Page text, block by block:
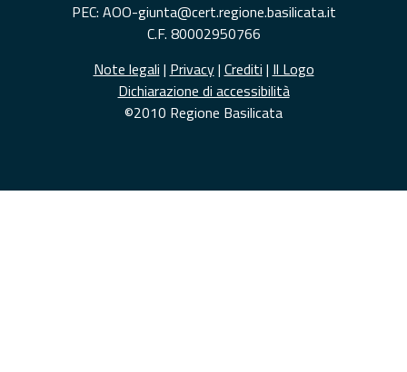
PEC: AOO-giunta@cert.regione.basilicata.it
C.F. 80002950766
Note legali | Privacy| Crediti | Il Logo
Dichiarazione di accessibilità
©2010 Regione Basilicata